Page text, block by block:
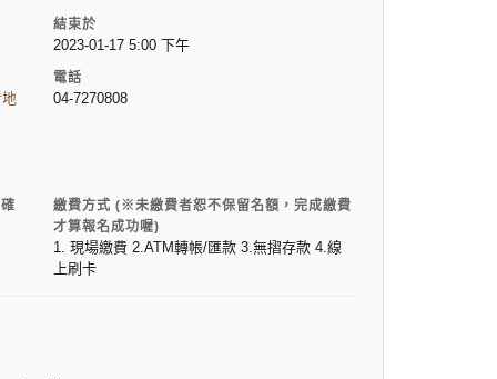
結束於
2023-01-17 5:00 下午
電話
04-7270808
繳費方式 (※未繳費者恕不保留名額，完成繳費
才算報名成功喔)
1. 現場繳費 2.ATM轉帳/匯款 3.無摺存款 4.線
上刷卡